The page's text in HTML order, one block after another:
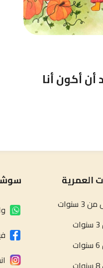
أن أكون أنا
العمرية
3 سنوات